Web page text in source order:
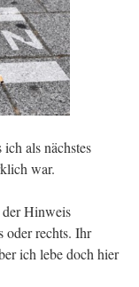
als nächstes
war.
Hinweis
oder rechts. Ihr
ich lebe doch hier